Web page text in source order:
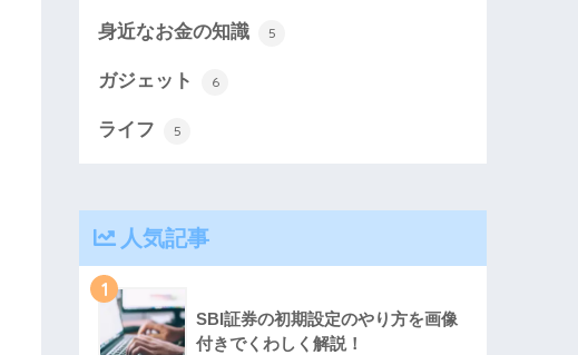
身近なお金の知識 5
ガジェット 6
ライフ 5
人気記事
1
SBI証券の初期設定のやり方を画像
付きでくわしく解説！